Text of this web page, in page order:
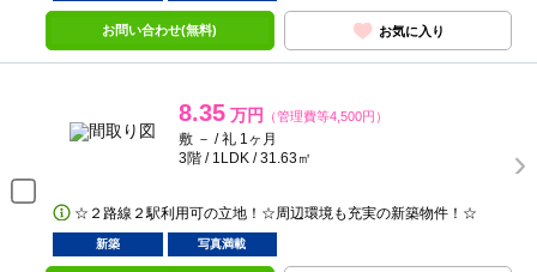
お問い合わせ(無料) お気に入り
8.35 万円 （管理費等4,500円）
敷 － / 礼 1ヶ月
3階 / 1LDK / 31.63㎡
☆２路線２駅利用可の立地！☆周辺環境も充実の新築物件！☆
新築 写真満載